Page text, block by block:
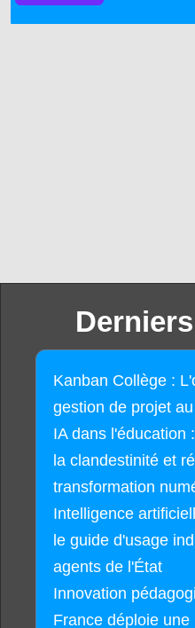
Kanban Collège :
gestion de projet
IA dans l'éducation
la clandestinité et
transformation
Intelligence
le guide d'usage
agents de l'État
Innovation
France déploie une